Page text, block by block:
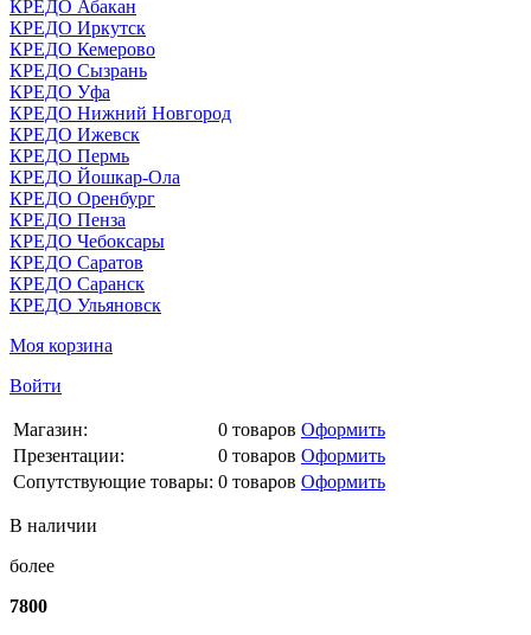
КРЕДО Абакан
КРЕДО Иркутск
КРЕДО Кемерово
КРЕДО Сызрань
КРЕДО Уфа
КРЕДО Нижний Новгород
КРЕДО Ижевск
КРЕДО Пермь
КРЕДО Йошкар-Ола
КРЕДО Оренбург
КРЕДО Пенза
КРЕДО Чебоксары
КРЕДО Саратов
КРЕДО Саранск
КРЕДО Ульяновск
Моя корзина
Войти
Магазин: 0 товаров Оформить
Презентации:
0 товаров Оформить
Сопутствующие товары: 0 товаров Оформить
В наличии
более
7800